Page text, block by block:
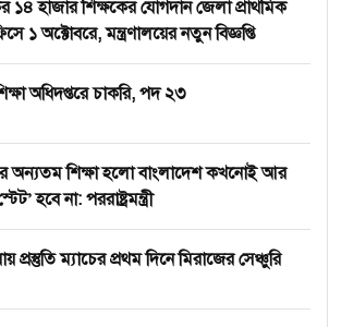
১৪ হাজার শিক্ষকের যোগদান জেলা প্রাথমিক
১ অক্টোবরে, মন্ত্রণালয়ের নতুন বিজ্ঞপ্তি
অধিদপ্তরে চাকরি, পদ ২৩
অন্যতম শিক্ষা হলো বাংলাদেশ কখনোই আর
হবে না: পররাষ্ট্রমন্ত্রী
প্রস্তুতি ম্যাচের প্রথম দিনে মিরাজের সেঞ্চুরি